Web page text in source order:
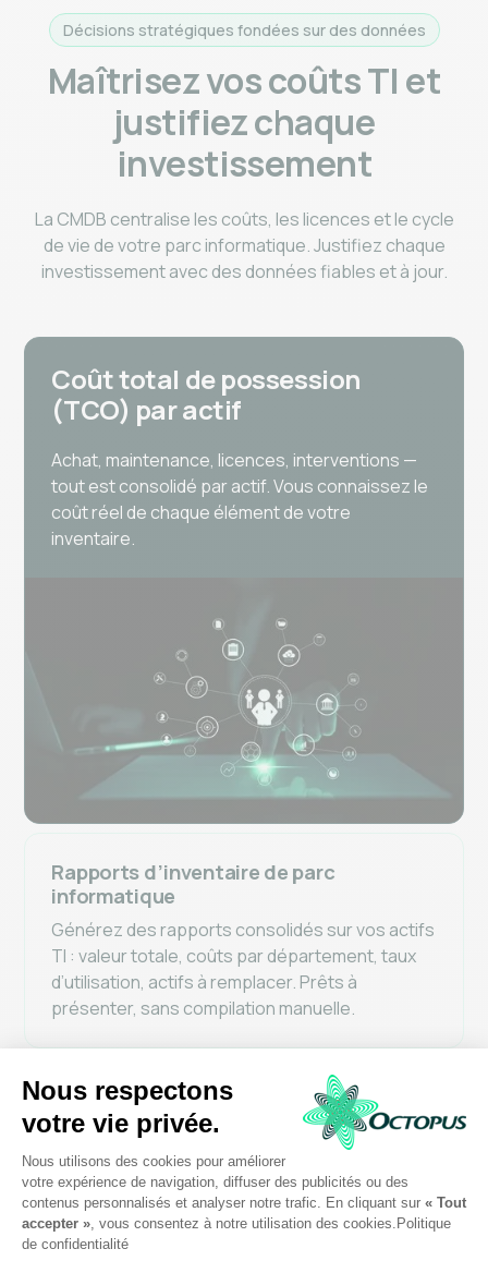
Décisions stratégiques fondées sur des données
Maîtrisez vos coûts TI et
justifiez chaque
investissement
La CMDB centralise les coûts, les licences et le cycle
de vie de votre parc informatique. Justifiez chaque
investissement avec des données fiables et à jour.
Coût total de possession
(TCO) par actif
Achat, maintenance, licences, interventions —
tout est consolidé par actif. Vous connaissez le
coût réel de chaque élément de votre
inventaire.
Rapports d’inventaire de parc
informatique
Générez des rapports consolidés sur vos actifs
TI : valeur totale, coûts par département, taux
d’utilisation, actifs à remplacer. Prêts à
présenter, sans compilation manuelle.
Conformité Loi 25 et hébergement
québécois
Vos données d’actifs sont hébergées au
Québec. La traçabilité complète de la CMDB
facilite la démonstration de conformité lors des
audits internes et institutionnels.